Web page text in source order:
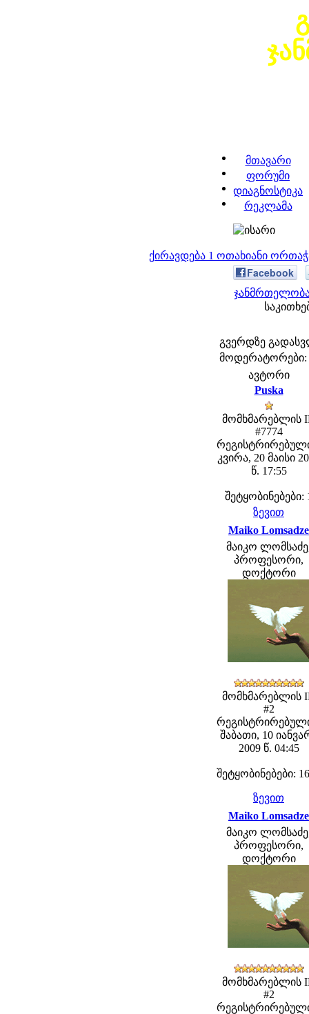
მთავარი
ფორუმი
დიაგნოსტიკა
რეკლამა
ქირავდება 1 ოთახიანი
Facebook
გვერდზე
მოდერატორები:
ავტორი
Puska
მომხმარებლის
#7774
კვირა, 20 მაისი
წ. 17:55
შეტყობინებები:
ზევით
Maiko Lomsadze
მაიკო
პროფესორი,
დოქტორი
მომხმარებლის
#2
შაბათი, 10
2009 წ. 04:45
შეტყობინებები:
ზევით
Maiko Lomsadze
მაიკო
პროფესორი,
დოქტორი
მომხმარებლის
#2